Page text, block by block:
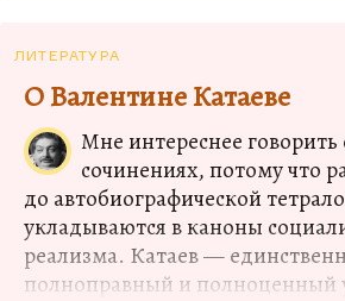
ожиданий вестей из ГУЛАГа, из
страха, из постоянного ужаса
вокруг — не мог выйти здоровый
Надежда Яковлевна пишет о
так же пристрастно и так же
не претендуют на
сёстрам…
ЛИТЕРАТУРА
О Валентине Катаеве
Мне интереснее говорить
сочинениях, потому что
до автобиографической
укладываются в каноны
реализма. Катаев —
полноправный и полноценный